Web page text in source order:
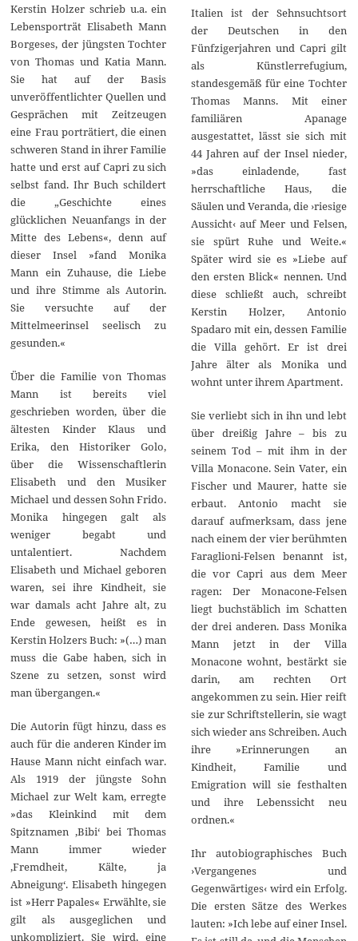
Kerstin Holzer schrieb u.a. ein
Lebensporträt Elisabeth Mann
Borgeses, der jüngsten Tochter
von Thomas und Katia Mann.
Sie hat auf der Basis
unveröffentlichter Quellen und
Gesprächen mit Zeitzeugen
eine Frau porträtiert, die einen
schweren Stand in ihrer Familie
hatte und erst auf Capri zu sich
selbst fand. Ihr Buch schildert
die „Geschichte eines
glücklichen Neuanfangs in der
Mitte des Lebens«, denn auf
dieser Insel »fand Monika
Mann ein Zuhause, die Liebe
und ihre Stimme als Autorin.
Sie versuchte auf der
Mittelmeerinsel seelisch zu
gesunden.«
Über die Familie von Thomas
Mann ist bereits viel
geschrieben worden, über die
ältesten Kinder Klaus und
Erika, den Historiker Golo,
über die Wissenschaftlerin
Elisabeth und den Musiker
Michael und dessen Sohn Frido.
Monika hingegen galt als
weniger begabt und
untalentiert. Nachdem
Elisabeth und Michael geboren
waren, sei ihre Kindheit, sie
war damals acht Jahre alt, zu
Ende gewesen, heißt es in
Kerstin Holzers Buch: »(…) man
muss die Gabe haben, sich in
Szene zu setzen, sonst wird
man übergangen.«
Die Autorin fügt hinzu, dass es
auch für die anderen Kinder im
Hause Mann nicht einfach war.
Als 1919 der jüngste Sohn
Michael zur Welt kam, erregte
»das Kleinkind mit dem
Spitznamen ‚Bibi‘ bei Thomas
Mann immer wieder
‚Fremdheit, Kälte, ja
Abneigung‘. Elisabeth hingegen
ist »Herr Papales« Erwählte, sie
gilt als ausgeglichen und
unkompliziert. Sie wird, eine
Italien ist der Sehnsuchtsort
der Deutschen in den
Fünfzigerjahren und Capri gilt
als Künstlerrefugium,
standesgemäß für eine Tochter
Thomas Manns. Mit einer
familiären Apanage
ausgestattet, lässt sie sich mit
44 Jahren auf der Insel nieder,
»das einladende, fast
herrschaftliche Haus, die
Säulen und Veranda, die ›riesige
Aussicht‹ auf Meer und Felsen,
sie spürt Ruhe und Weite.«
Später wird sie es »Liebe auf
den ersten Blick« nennen. Und
diese schließt auch, schreibt
Kerstin Holzer, Antonio
Spadaro mit ein, dessen Familie
die Villa gehört. Er ist drei
Jahre älter als Monika und
wohnt unter ihrem Apartment.
Sie verliebt sich in ihn und lebt
über dreißig Jahre – bis zu
seinem Tod – mit ihm in der
Villa Monacone. Sein Vater, ein
Fischer und Maurer, hatte sie
erbaut. Antonio macht sie
darauf aufmerksam, dass jene
nach einem der vier berühmten
Faraglioni-Felsen benannt ist,
die vor Capri aus dem Meer
ragen: Der Monacone-Felsen
liegt buchstäblich im Schatten
der drei anderen. Dass Monika
Mann jetzt in der Villa
Monacone wohnt, bestärkt sie
darin, am rechten Ort
angekommen zu sein. Hier reift
sie zur Schriftstellerin, sie wagt
sich wieder ans Schreiben. Auch
ihre »Erinnerungen an
Kindheit, Familie und
Emigration will sie festhalten
und ihre Lebenssicht neu
ordnen.«
Ihr autobiographisches Buch
›Vergangenes und
Gegenwärtiges‹ wird ein Erfolg.
Die ersten Sätze des Werkes
lauten: »Ich lebe auf einer Insel.